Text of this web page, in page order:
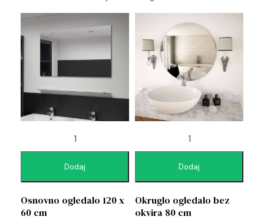
Dodaj
Osnovno ogledalo 120 x
60 cm
Dodaj
Okruglo ogledalo bez
okvira 80 cm